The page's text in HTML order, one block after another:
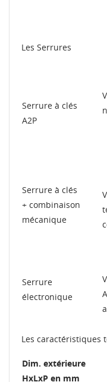
Les Serrures
Serrure à clés
A2P
Serrure à clés
+ combinaison
mécanique
Serrure
électronique
Les caractéristiques
Dim. extérieure
HxLxP en mm